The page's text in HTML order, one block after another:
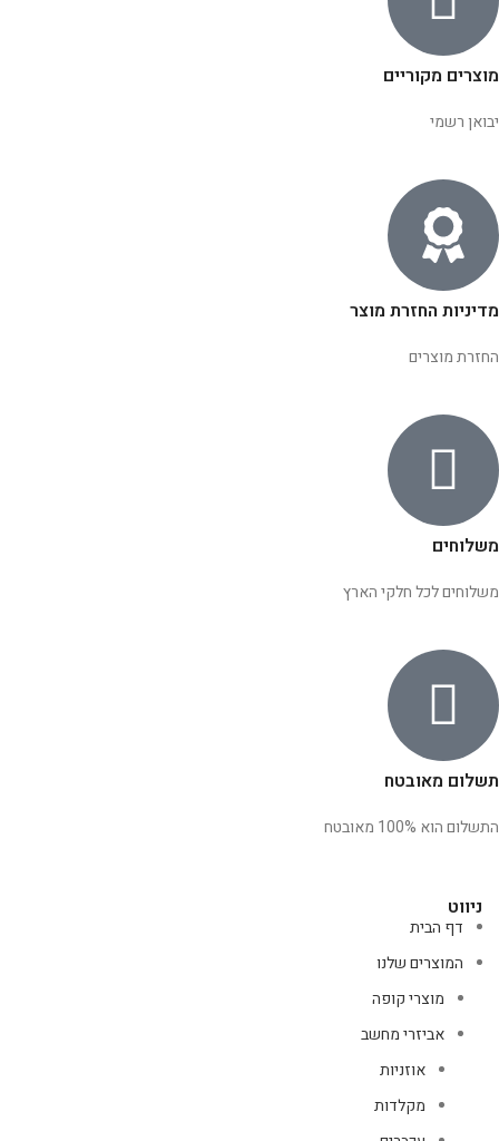
מוצרים מקוריים
יבואן רשמי
מדיניות החזרת מוצר
החזרת מוצרים
משלוחים
משלוחים לכל חלקי הארץ
תשלום מאובטח
התשלום הוא 100% מאובטח
ניווט
דף הבית
המוצרים שלנו
מוצרי קופה
אביזרי מחשב
אוזניות
מקלדות